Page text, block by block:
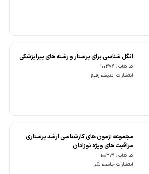
انگل شناسی برای پرستار و رشته های پیراپزشکی
کد کتاب : 100376
انتشارات اندیشه رفیع
مجموعه آزمون های کارشناسی ارشد پرستاری
مراقبت های ویژه نوزادان
کد کتاب : 100379
انتشارات جامعه نگر